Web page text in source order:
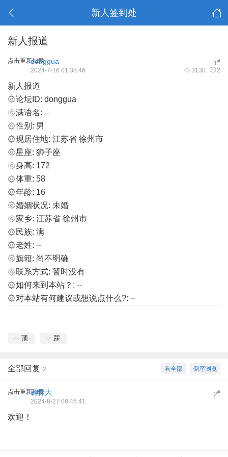
新人签到处
新人报道
点击重新加载 1#
donggua
3130 2
2024-7-16 01:38:46
新人报道
۞论坛ID: donggua
۞满语名: --
۞性别: 男
۞现居住地: 江苏省 徐州市
۞星座: 狮子座
۞身高: 172
۞体重: 58
۞年龄: 16
۞婚姻状况: 未婚
۞家乡: 江苏省 徐州市
۞民族: 满
۞老姓: --
۞旗籍: 尚不明确
۞联系方式: 暂时没有
۞如何来到本站？: --
۞对本站有何建议或想说点什么?: --
顶 踩
倒序浏览
看全部
全部回复 2
点击重新加载 2#
㡣骨大
2024-8-27 08:46:41
欢迎！